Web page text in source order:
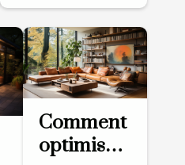
Comment
optimiser